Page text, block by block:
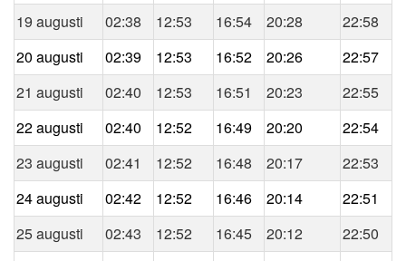
19 augusti
02:38 12:53 16:54 20:28
22:58
20 augusti
02:39 12:53 16:52 20:26
22:57
21 augusti
02:40 12:53 16:51 20:23
22:55
22 augusti
02:40 12:52 16:49 20:20
22:54
23 augusti
02:41 12:52 16:48 20:17
22:53
24 augusti
02:42 12:52 16:46 20:14
22:51
25 augusti
02:43 12:52 16:45 20:12
22:50